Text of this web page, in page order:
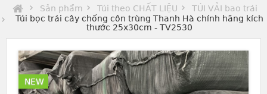
Sản phẩm Túi theo CHẤT LIỆU
TÚI VẢI bao trái
Túi bọc trái cây chống côn trùng Thanh Hà chính hãng kích
thước 25x30cm - TV2530
NEW